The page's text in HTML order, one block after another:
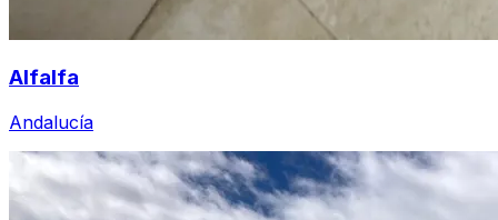
Alfalfa
Andalucía